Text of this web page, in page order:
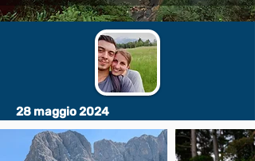
28 maggio 2024